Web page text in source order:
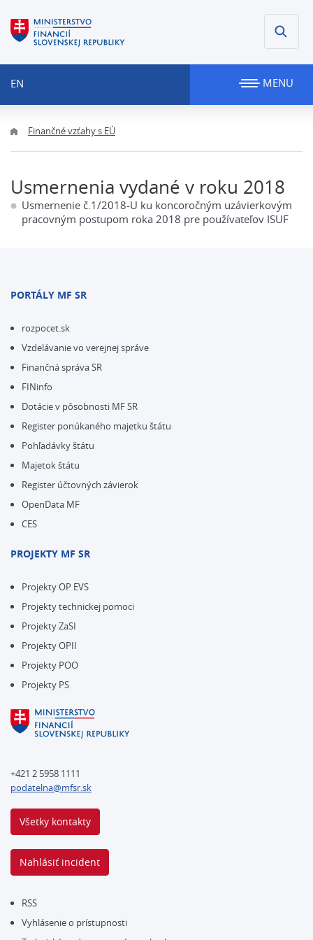
EN MENU
Finančné vzťahy s EÚ
Usmernenia vydané v roku 2018
Usmernenie č.1/2018-U ku koncoročným uzávierkovým
pracovným postupom roka 2018 pre používateľov ISUF
PORTÁLY MF SR
rozpocet.sk
Vzdelávanie vo verejnej správe
Finančná správa SR
FINinfo
Dotácie v pôsobnosti MF SR
Register ponúkaného majetku štátu
Pohľadávky štátu
Majetok štátu
Register účtovných závierok
OpenData MF
CES
PROJEKTY MF SR
Projekty OP EVS
Projekty technickej pomoci
Projekty ZaSI
Projekty OPII
Projekty POO
Projekty PS
+421 2 5958 1111
podatelna@mfsr.sk
Všetky kontakty
Nahlásiť incident
RSS
Vyhlásenie o prístupnosti